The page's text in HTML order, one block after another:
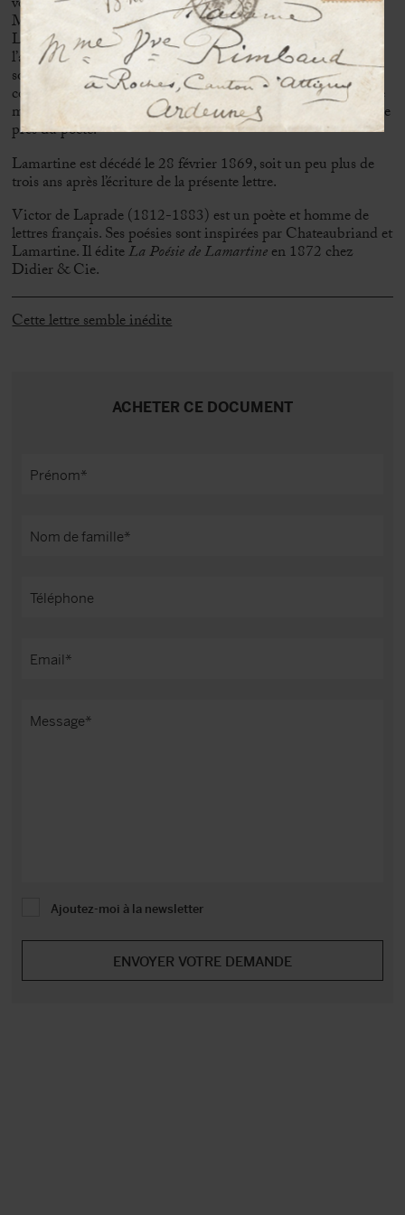
Morin. Restée célibataire, Valentine sert de secrétaire à un
Lamartine déchu et vieillissant. Le 31 août 1867, Lamartine
l’adopte et prend des dispositions pour qu’elle puisse joindre
son nom à celui de Cessiat. Légataire universelle, elle se
consacre à la gloire du poète, elle édite sa correspondance. Elle
meurt le 16 mai 1894 au château de Saint-Point où elle repose
près du poète.
Lamartine est décédé le 28 février 1869, soit un peu plus de
trois ans après l’écriture de la présente lettre.
Victor de Laprade (1812-1883) est un poète et homme de
lettres français. Ses poésies sont inspirées par Chateaubriand et
Lamartine. Il éditeLa Poésie de Lamartineen 1872 chez
Didier & Cie.
Cette lettre semble inédite
ACHETER CE DOCUMENT
Ajoutez-moi à la newsletter